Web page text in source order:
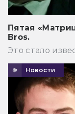
Пятая
Bros.
Это стало
Новости